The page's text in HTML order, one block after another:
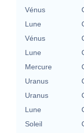
Vénus
Lune
Vénus
Lune
Mercure
Uranus
Uranus
Lune
Soleil